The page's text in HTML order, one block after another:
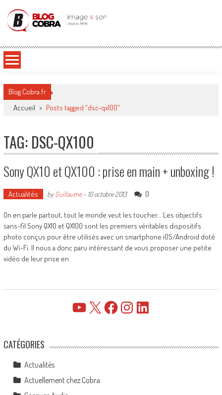
Blog Cobra
Blog Cobra.fr
Accueil > Posts tagged "dsc-qx100"
TAG: DSC-QX100
Sony QX10 et QX100 : prise en main + unboxing !
Actualités byGuillaume- 10 octobre 2013 0
On en parle partout, tout le monde veut les toucher... Les objectifs
sans-fil Sony QX10 et QX100 sont les premiers véritables dispositifs
photo conçus pour être utilisés avec un smartphone iOS/Android doté
du Wi-Fi. Il nous a donc paru intéressant de vous proposer une petite
vidéo de leur prise en
YouTube FacebookInstagramLinkedIn
CATÉGORIES
Actualités
Actuellement chez Cobra